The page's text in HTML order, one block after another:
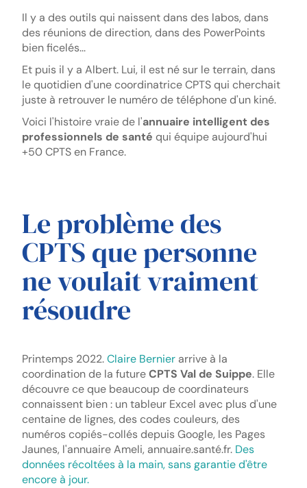
Il y a des outils qui naissent dans des labos, dans
des réunions de direction, dans des PowerPoints
bien ficelés...
Et puis il y a Albert. Lui, il est né sur le terrain, dans
le quotidien d'une coordinatrice CPTS qui cherchait
juste à retrouver le numéro de téléphone d'un kiné.
Voici l'histoire vraie de l'annuaire intelligent des
professionnels de santé qui équipe aujourd'hui
+50 CPTS en France.
Le problème des
CPTS que personne
ne voulait vraiment
résoudre
Printemps 2022.Claire Bernier arrive à la
coordination de la futureCPTS Val de Suippe. Elle
découvre ce que beaucoup de coordinateurs
connaissent bien : un tableur Excel avec plus d'une
centaine de lignes, des codes couleurs, des
numéros copiés-collés depuis Google, les Pages
Jaunes, l'annuaire Ameli, annuaire.santé.fr. Des
données récoltées à la main, sans garantie d'être
encore à jour.